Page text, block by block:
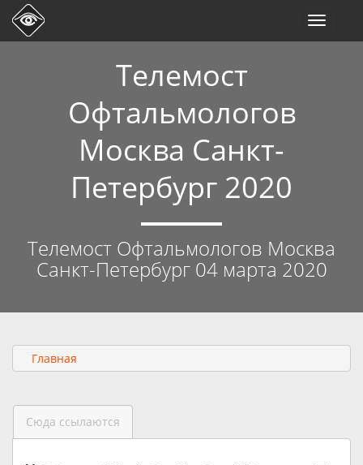
Телемост
Офтальмологов
Москва Санкт-
Петербург 2020
Телемост Офтальмологов Москва
Санкт-Петербург 04 марта 2020
Toggle
Главная
Сюда ссылаются